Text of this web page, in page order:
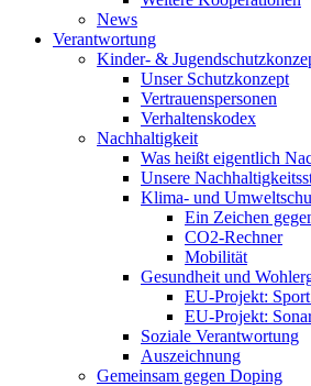
News
Verantwortung
Kinder- &
Unser Schutzkonzept
Vertrauenspersonen
Verhaltenskodex
Nachhaltigkeit
Was heißt eigentlich
Unsere
Klima- und
Ein Zeichen
CO2-Rechner
Mobilität
Gesundheit und
EU-Projekt:
EU-Projekt:
Soziale Verantwortung
Auszeichnung
Gemeinsam gegen Doping